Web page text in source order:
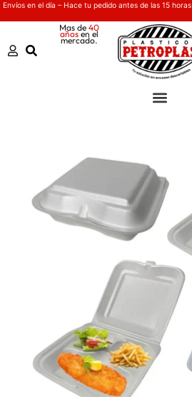
Envíos en el día – Hace tu pedido antes de las 15 horas
Mas de 40
añosen el
mercado.